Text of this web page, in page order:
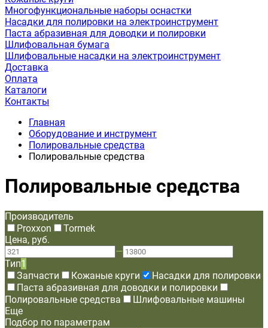
Многофункциональные наборы оснастки
Насадки для полировки на электроинструмент
Паста абразивная для доводки и полировки
Шлифовальная бумага
Шлифовальные насадки на электроинструмент
Доставка
Оплата
Каталоги
Контакты
Главная
Оборудование и инструмент
Полировальные средства
Полировальные средства
Полировальные средства
Производитель
Proxxon
Tormek
Цена, руб.
—
Тип1
Запчасти
Кожаные круги
Насадки для полировки
Паста абразивная для доводки и полировки
Полировальные средства
Шлифовальные машины
Еще
Подбор по параметрам